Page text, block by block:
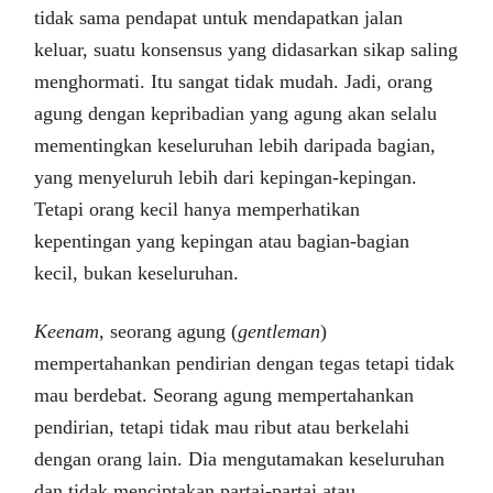
tidak sama pendapat untuk mendapatkan jalan
keluar, suatu konsensus yang didasarkan sikap saling
menghormati. Itu sangat tidak mudah. Jadi, orang
agung dengan kepribadian yang agung akan selalu
mementingkan keseluruhan lebih daripada bagian,
yang menyeluruh lebih dari kepingan-kepingan.
Tetapi orang kecil hanya memperhatikan
kepentingan yang kepingan atau bagian-bagian
kecil, bukan keseluruhan.
Keenam, seorang agung (gentleman)
mempertahankan pendirian dengan tegas tetapi tidak
mau berdebat. Seorang agung mempertahankan
pendirian, tetapi tidak mau ribut atau berkelahi
dengan orang lain. Dia mengutamakan keseluruhan